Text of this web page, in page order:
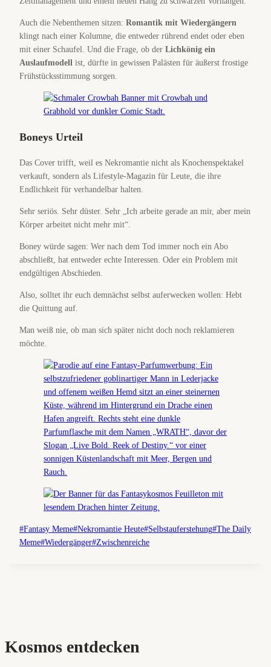
Auch die Nebenthemen sitzen: Romantik mit Wiedergängern
klingt nach einer Kolumne, die entweder rührend endet oder eben
mit einer Schaufel. Und die Frage, ob der Lichkönig ein
Auslaufmodell ist, dürfte in gewissen Palästen für äußerst frostige
Frühstücksstimmung sorgen.
Boneys Urteil
Das Cover trifft, weil es Nekromantie nicht als Knochenspektakel
verkauft, sondern als Lifestyle-Magazin für Leute, die ihre
Endlichkeit für verhandelbar halten.
Sehr seriös. Sehr düster. Sehr „Ich arbeite gerade an mir, aber mein
Körper arbeitet nicht mehr mit“.
Boney würde sagen: Wer nach dem Tod immer noch ein Abo
abschließt, hat entweder echte Interessen. Oder ein Problem mit
endgültigen Abschieden.
Also, solltet ihr euch demnächst selbst auferwecken wollen: Hebt
die Quittung auf.
Man weiß nie, ob man sich später nicht doch noch reklamieren
möchte.
Schlagworte:
#Fantasy Meme#Nekromantie Heute#Selbstauferstehung#The Daily
Meme#Wiedergänger#Zwischenreiche
Kosmos entdecken